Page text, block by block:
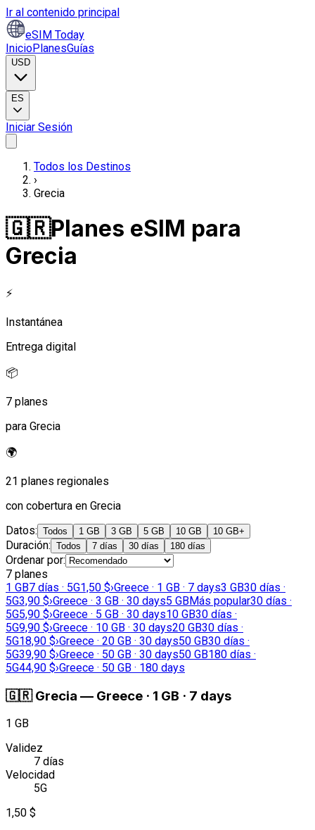
Ir al contenido principal
eSIM Today
InicioPlanesGuías
USD
ES
Iniciar Sesión
Todos los Destinos
›
Grecia
🇬🇷Planes eSIM para
Grecia
⚡
Instantánea
Entrega digital
📦
7 planes
para Grecia
🌍
21 planes regionales
con cobertura en Grecia
Datos: Todos 1 GB 3 GB 5 GB 10 GB 10 GB+
Duración: Todos 7 días 30 días 180 días
Ordenar por:
7 planes
1 GB7 días · 5G1,50 $›Greece · 1 GB · 7 days3 GB30 días ·
5G3,90 $›Greece · 3 GB · 30 days5 GBMás popular30 días ·
5G5,90 $›Greece · 5 GB · 30 days10 GB30 días ·
5G9,90 $›Greece · 10 GB · 30 days20 GB30 días ·
5G18,90 $›Greece · 20 GB · 30 days50 GB30 días ·
5G39,90 $›Greece · 50 GB · 30 days50 GB180 días ·
5G44,90 $›Greece · 50 GB · 180 days
🇬🇷 Grecia — Greece · 1 GB · 7 days
1 GB
Validez
7 días
Velocidad
5G
1,50 $